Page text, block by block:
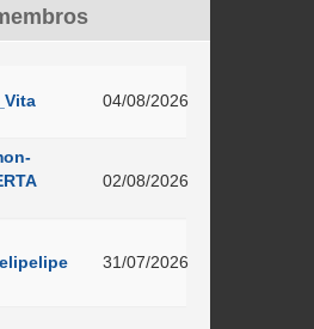
04/08/2026
02/08/2026
31/07/2026